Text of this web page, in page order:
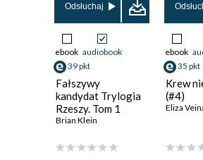
Odsłuchaj
ebook audiobook
39 pkt
Fałszywy
kandydat Trylogia
Rzeszy. Tom 1
Brian Klein
ebook
35 pkt
Krew
(#4)
Eliza